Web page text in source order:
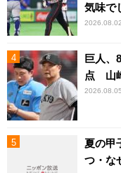
気味で
2026.08.02
巨人、
点 山
2026.08.05
夏の甲
つ・な